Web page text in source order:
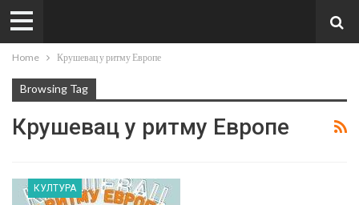
Home Крушевац у ритму Европе
Browsing Tag
Крушевац у ритму Европе
КУЛТУРА